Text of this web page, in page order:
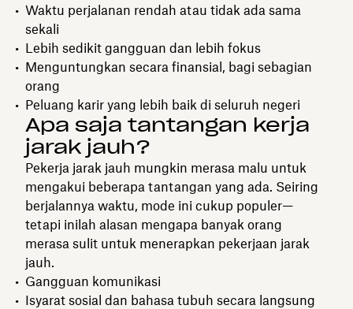
Waktu perjalanan rendah atau tidak ada sama
sekali
Lebih sedikit gangguan dan lebih fokus
Menguntungkan secara finansial, bagi sebagian
orang
Peluang karir yang lebih baik di seluruh negeri
Apa saja tantangan kerja
jarak jauh?
Pekerja jarak jauh mungkin merasa malu untuk
mengakui beberapa tantangan yang ada. Seiring
berjalannya waktu, mode ini cukup populer—
tetapi inilah alasan mengapa banyak orang
merasa sulit untuk menerapkan pekerjaan jarak
jauh.
Gangguan komunikasi
Isyarat sosial dan bahasa tubuh secara langsung